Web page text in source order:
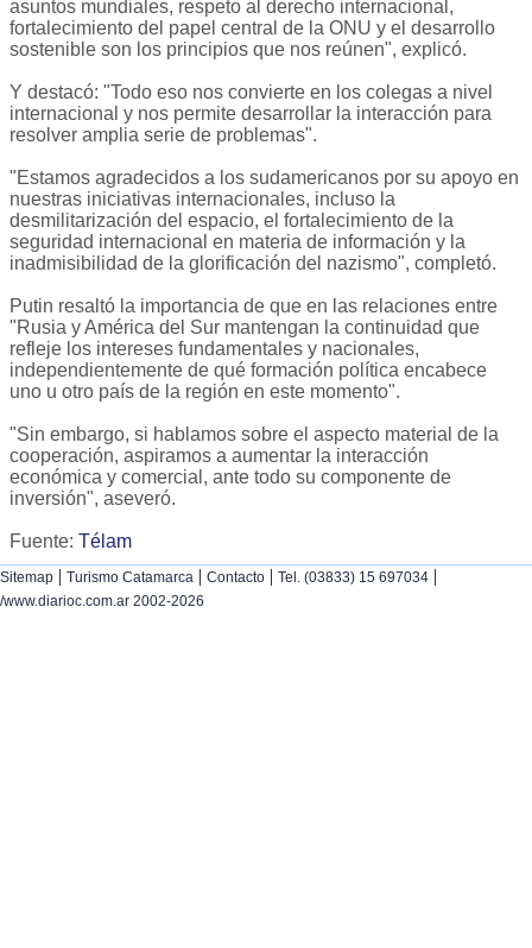
asuntos mundiales, respeto al derecho internacional,
fortalecimiento del papel central de la ONU y el desarrollo
sostenible son los principios que nos reúnen", explicó.
Y destacó: "Todo eso nos convierte en los colegas a nivel
internacional y nos permite desarrollar la interacción para
resolver amplia serie de problemas".
"Estamos agradecidos a los sudamericanos por su apoyo en
nuestras iniciativas internacionales, incluso la
desmilitarización del espacio, el fortalecimiento de la
seguridad internacional en materia de información y la
inadmisibilidad de la glorificación del nazismo", completó.
Putin resaltó la importancia de que en las relaciones entre
"Rusia y América del Sur mantengan la continuidad que
refleje los intereses fundamentales y nacionales,
independientemente de qué formación política encabece
uno u otro país de la región en este momento".
"Sin embargo, si hablamos sobre el aspecto material de la
cooperación, aspiramos a aumentar la interacción
económica y comercial, ante todo su componente de
inversión", aseveró.
Fuente: Télam
Sitemap | Turismo Catamarca | Contacto | Tel. (03833) 15 697034 |
/www.diarioc.com.ar 2002-2026